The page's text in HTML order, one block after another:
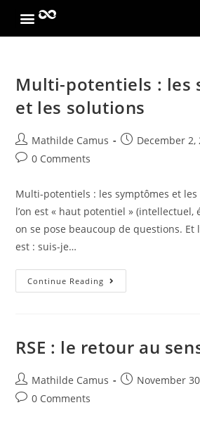
Multi-potentiels : les
et les solutions
Mathilde Camus December 2,
0 Comments
Multi-potentiels : les symptômes et
l’on est « haut potentiel »
on se pose beaucoup de questions. Et
est : suis-je…
Continue Reading
RSE : le retour au
Mathilde Camus November
0 Comments